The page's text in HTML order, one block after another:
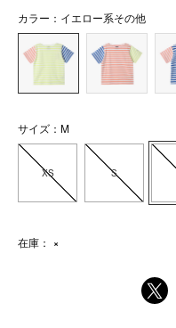
カラー：イエロー系その他
サイズ：M
XS S
在庫： ×